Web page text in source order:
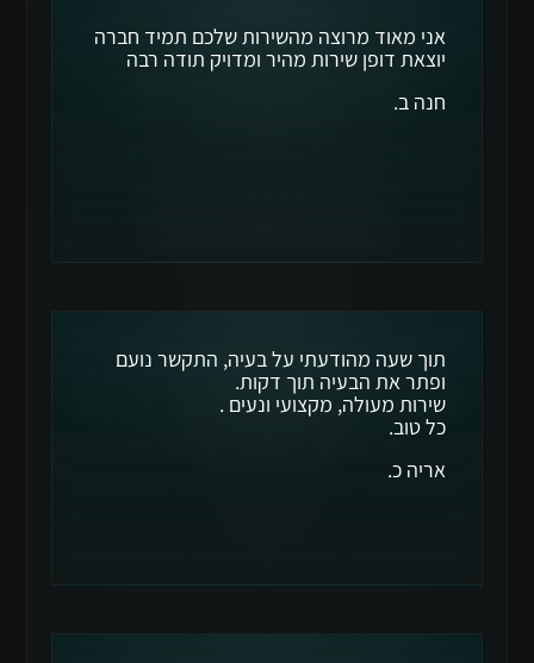
אני מאוד מרוצה מהשירות שלכם תמיד חברה
יוצאת דופן שירות מהיר ומדויק תודה רבה
חנה ב.
תוך שעה מהודעתי על בעיה, התקשר נועם
ופתר את הבעיה תוך דקות.
שירות מעולה, מקצועי ונעים .
כל טוב.
אריה כ.